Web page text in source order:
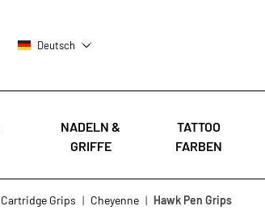
Deutsch
NADELN &
GRIFFE
TATTOO
FARBEN
Cartridge Grips | Cheyenne | Hawk Pen Grips